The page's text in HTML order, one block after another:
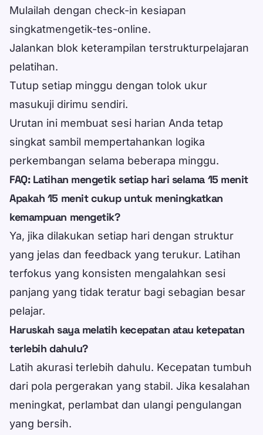
Mulailah dengan check-in kesiapan
singkatmengetik-tes-online.
Jalankan blok keterampilan terstrukturpelajaran
pelatihan.
Tutup setiap minggu dengan tolok ukur
masukuji dirimu sendiri.
Urutan ini membuat sesi harian Anda tetap
singkat sambil mempertahankan logika
perkembangan selama beberapa minggu.
FAQ: Latihan mengetik setiap hari selama 15 menit
Apakah 15 menit cukup untuk meningkatkan
kemampuan mengetik?
Ya, jika dilakukan setiap hari dengan struktur
yang jelas dan feedback yang terukur. Latihan
terfokus yang konsisten mengalahkan sesi
panjang yang tidak teratur bagi sebagian besar
pelajar.
Haruskah saya melatih kecepatan atau ketepatan
terlebih dahulu?
Latih akurasi terlebih dahulu. Kecepatan tumbuh
dari pola pergerakan yang stabil. Jika kesalahan
meningkat, perlambat dan ulangi pengulangan
yang bersih.